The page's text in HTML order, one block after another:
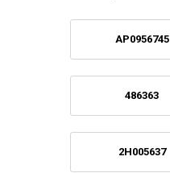
AP0956745
486363
2H005637